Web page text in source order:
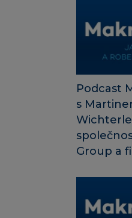
Podcast
s
Group a